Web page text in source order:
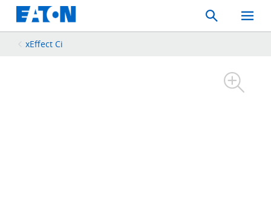
Search
Toggle
Mobile
xEffect Ci